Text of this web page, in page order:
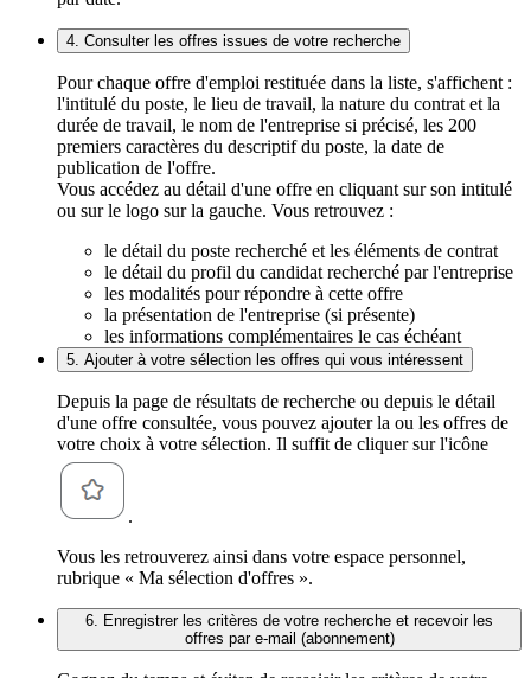
4. Consulter les offres issues de votre recherche
Pour chaque offre d'emploi restituée dans la liste, s'affichent :
l'intitulé du poste, le lieu de travail, la nature du contrat et la
durée de travail, le nom de l'entreprise si précisé, les 200
premiers caractères du descriptif du poste, la date de
publication de l'offre.
Vous accédez au détail d'une offre en cliquant sur son intitulé
ou sur le logo sur la gauche. Vous retrouvez :
le détail du poste recherché et les éléments de contrat
le détail du profil du candidat recherché par l'entreprise
les modalités pour répondre à cette offre
la présentation de l'entreprise (si présente)
les informations complémentaires le cas échéant
5. Ajouter à votre sélection les offres qui vous intéressent
Depuis la page de résultats de recherche ou depuis le détail
d'une offre consultée, vous pouvez ajouter la ou les offres de
votre choix à votre sélection. Il suffit de cliquer sur l'icône
.
Vous les retrouverez ainsi dans votre espace personnel,
rubrique « Ma sélection d'offres ».
6. Enregistrer les critères de votre recherche et recevoir les
offres par e-mail (abonnement)